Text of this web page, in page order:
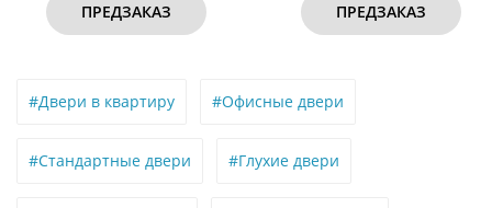
ПРЕДЗАКАЗ ПРЕДЗАКАЗ
#Двери в квартиру #Офисные двери
#Стандартные двери #Глухие двери